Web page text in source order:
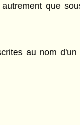
que
au nom d'un